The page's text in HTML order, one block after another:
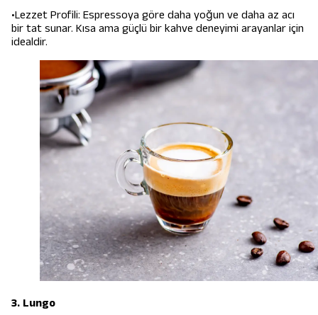
•Lezzet Profili: Espressoya göre daha yoğun ve daha az acı
bir tat sunar. Kısa ama güçlü bir kahve deneyimi arayanlar için
idealdir.
3. Lungo